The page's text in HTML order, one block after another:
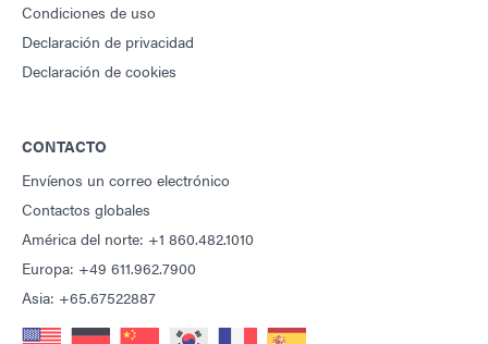
Condiciones de uso
Declaración de privacidad
Declaración de cookies
CONTACTO
Envíenos un correo electrónico
Contactos globales
América del norte: +1 860.482.1010
Europa: +49 611.962.7900
Asia: +65.67522887